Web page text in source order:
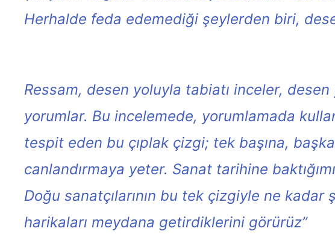
Herhalde feda edemediği şeylerden biri,
Ressam, desen yoluyla tabiatı inceler, desen
yorumlar. Bu incelemede, yorumlamada
tespit eden bu çıplak çizgi; tek başına,
canlandırmaya yeter. Sanat tarihine
Doğu sanatçılarının bu tek çizgiyle ne
harikaları meydana getirdiklerini görürüz”